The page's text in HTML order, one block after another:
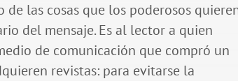
las cosas que los poderosos
del mensaje. Es al lector a quien
de comunicación que compró un
revistas: para evitarse la